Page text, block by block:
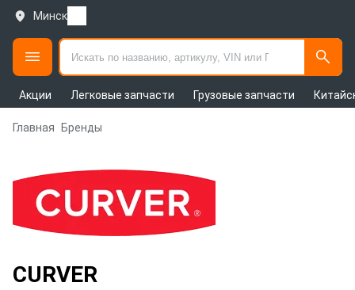
Минск
Акции Легковые запчасти Грузовые запчасти
Главная Бренды
CURVER